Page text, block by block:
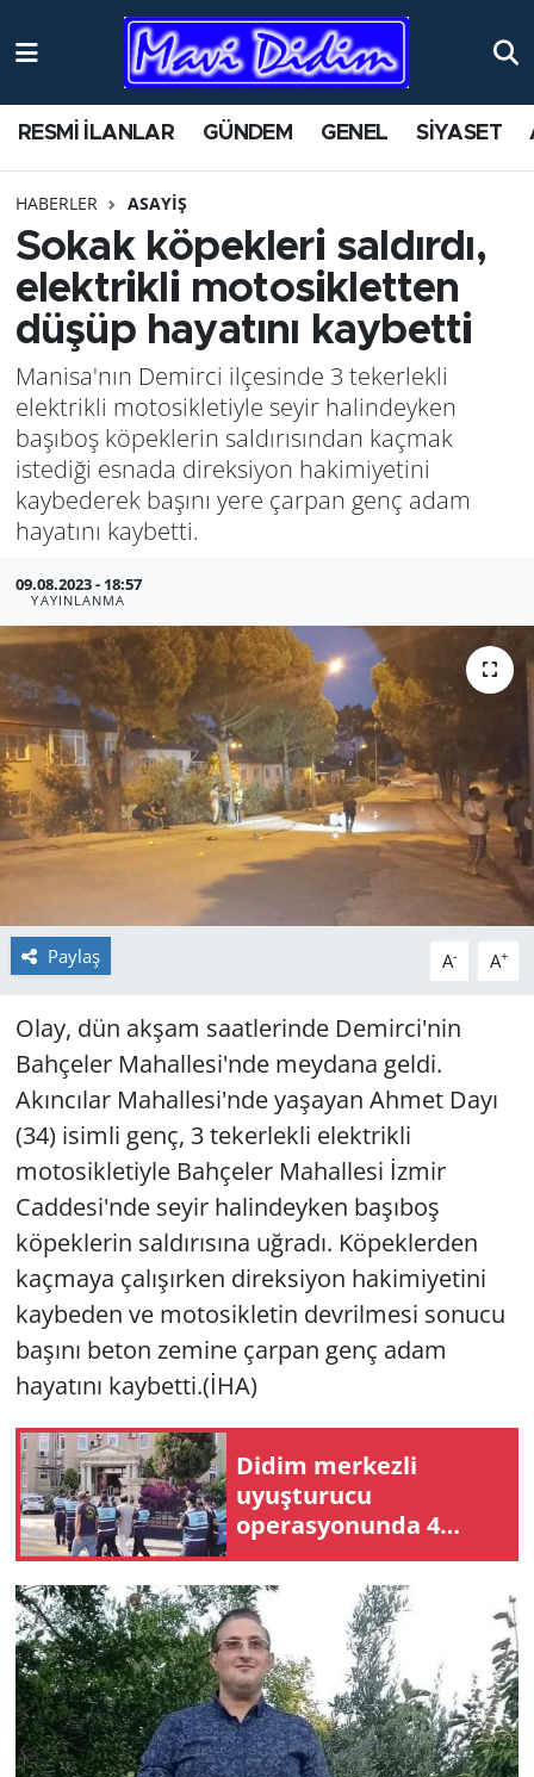
RESMİ İLANLAR GÜNDEM GENEL SİYASET
HABERLER ASAYİŞ
Sokak köpekleri saldırdı,
elektrikli motosikletten
düşüp hayatını kaybetti
Manisa'nın Demirci ilçesinde 3 tekerlekli
elektrikli motosikletiyle seyir halindeyken
başıboş köpeklerin saldırısından kaçmak
istediği esnada direksiyon hakimiyetini
kaybederek başını yere çarpan genç adam
hayatını kaybetti.
09.08.2023 - 18:57
YAYINLANMA
Paylaş A- A+
Olay, dün akşam saatlerinde Demirci'nin
Bahçeler Mahallesi'nde meydana geldi.
Akıncılar Mahallesi'nde yaşayan Ahmet Dayı
(34) isimli genç, 3 tekerlekli elektrikli
motosikletiyle Bahçeler Mahallesi İzmir
Caddesi'nde seyir halindeyken başıboş
köpeklerin saldırısına uğradı. Köpeklerden
kaçmaya çalışırken direksiyon hakimiyetini
kaybeden ve motosikletin devrilmesi sonucu
başını beton zemine çarpan genç adam
hayatını kaybetti.(İHA)
Didim merkezli
uyuşturucu
operasyonunda 4
tutuklama
ANTİK YERLER
AYDIN
BİLİM VE TEKNOLOJİ
ÇEVRE
EĞİTİM
EKONOMİ
GENEL
GÜNDEM
HABERDE İNSAN
KÜLTÜR SANAT
MAGAZİN
POLİTİKA
RESMİ İLANLAR
SAĞLIK
SPOR
Yerel
Nöbetçi Eczaneler
Namaz Vakitleri
Trafik Durumu
Süper Lig Puan Durumu ve Fikstür
Tüm Manşetler
Son Dakika Haberleri
Haber Arşivi